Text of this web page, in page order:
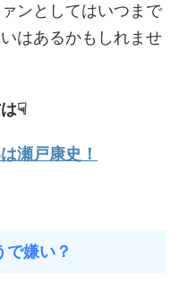
ンとしてはいつまで
はあるかもしれませ
☟
瀬戸康史！
で嫌い？